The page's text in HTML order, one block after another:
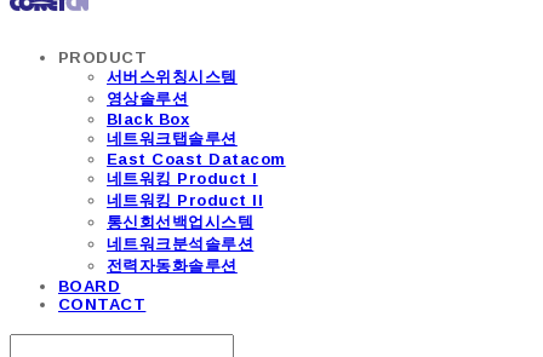
PRODUCT
서버스위칭시스템
영상솔루션
Black Box
네트워크탭솔루션
East Coast Datacom
네트워킹 Product I
네트워킹 Product II
통신회선백업시스템
네트워크분석솔루션
전력자동화솔루션
BOARD
CONTACT